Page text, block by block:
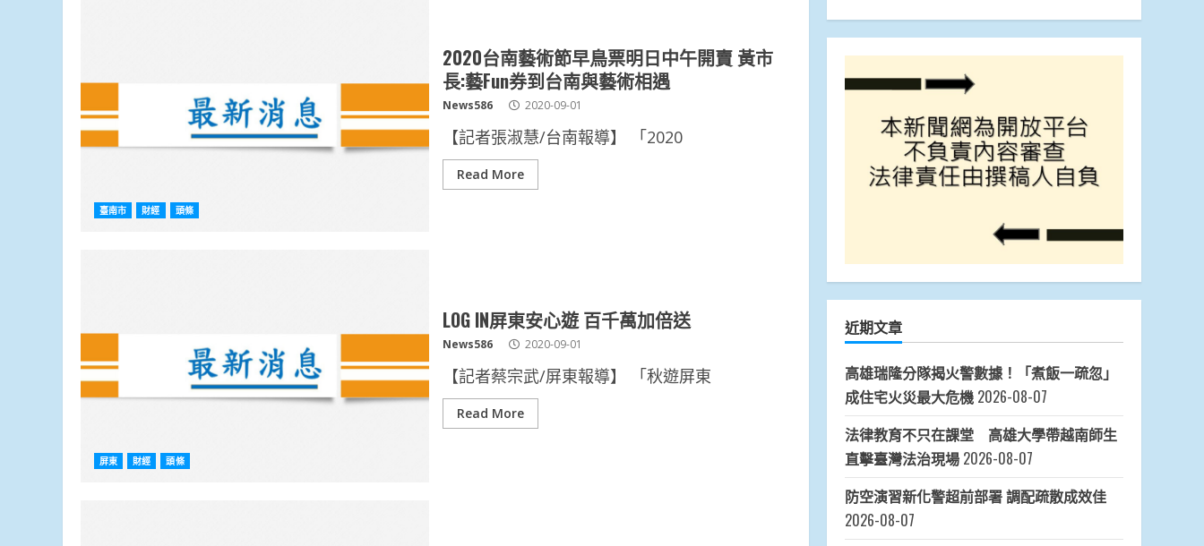
臺南市 財經 頭條
2020台南藝術節早鳥票明日中午開賣 黃市
長:藝Fun券到台南與藝術相遇
News586 2020-09-01
【記者張淑慧/台南報導】 「2020
Read More
屏東 財經 頭條
LOG IN屏東安心遊 百千萬加倍送
News586 2020-09-01
【記者蔡宗武/屏東報導】 「秋遊屏東
Read More
近期文章
高雄瑞隆分隊揭火警數據！「煮飯一疏忽」
成住宅火災最大危機 2026-08-07
法律教育不只在課堂 高雄大學帶越南師生
直擊臺灣法治現場 2026-08-07
防空演習新化警超前部署 調配疏散成效佳
2026-08-07